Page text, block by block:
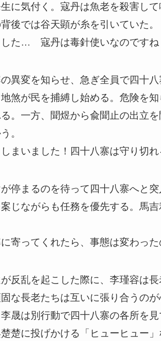
に気付く。寇丹は魚老を殺害し
後では谷天顕が糸を引いていた。
した… 寇丹は毒針使いなのですね
異変を知らせ、急ぎ全員で四十
煞が民を捕縛し始める。危険を知
。一方、聞煜から兪聞止の出立
。
まいました！四十八寨は守り切
停まるのを待って四十八寨へと
じながらも任務を優先する。馬
寄ってくれたら、事態は変わっ
反乱を起こした際に、李瑾容は
な長老たちは互いに張り合うの
晟は別行動で四十八寨の各所を見
楚に投げかける「ヒューヒュー